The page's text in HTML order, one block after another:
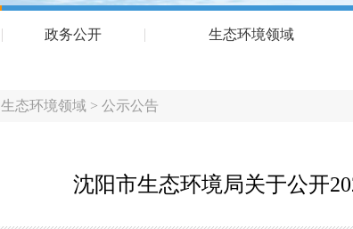
政务公开 生态环境领域
生态环境领域 > 公示公告
沈阳市生态环境局关于公开